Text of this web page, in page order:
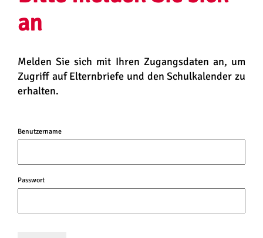
an
Melden Sie sich mit Ihren Zugangsdaten an, um
Zugriff auf Elternbriefe und den Schulkalender zu
erhalten.
Benutzername
Passwort